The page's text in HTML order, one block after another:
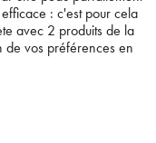
: c'est pour cela
avec 2 produits de la
de vos préférences en